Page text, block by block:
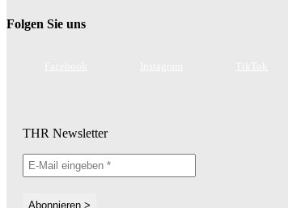
Folgen Sie uns
THR Newsletter